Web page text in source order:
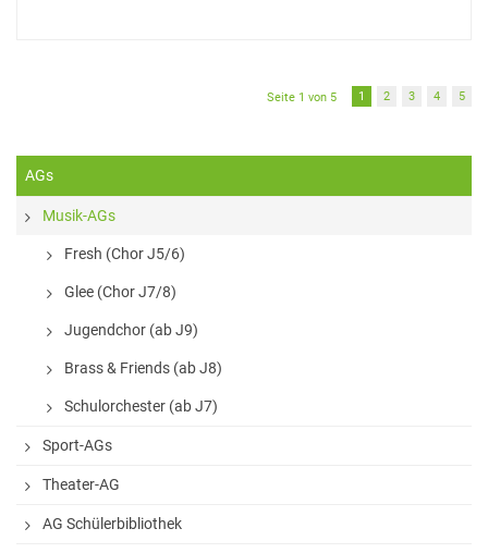
Seite 1 von 5 1 2 3 4 5
AGs
Musik-AGs
Fresh (Chor J5/6)
Glee (Chor J7/8)
Jugendchor (ab J9)
Brass & Friends (ab J8)
Schulorchester (ab J7)
Sport-AGs
Theater-AG
AG Schülerbibliothek